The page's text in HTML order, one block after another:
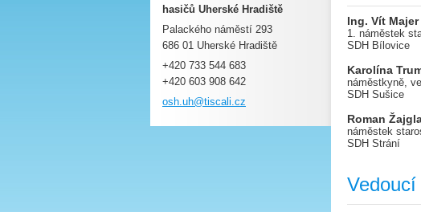
Ing. Vít Majer
1. náměstek
SDH Bílovice
Karolína
náměstkyně,
SDH Sušice
Roman
náměstek
SDH Strání
Vedoucí
hasičů Uherské Hradiště
Palackého náměstí 293
686 01 Uherské Hradiště
+420 733 544 683
+420 603 908 642
osh.uh@tiscali.cz